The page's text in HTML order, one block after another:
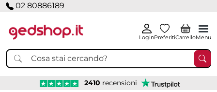
02 80886189
LoginPreferitiCarrelloMenu
2410 recensioni